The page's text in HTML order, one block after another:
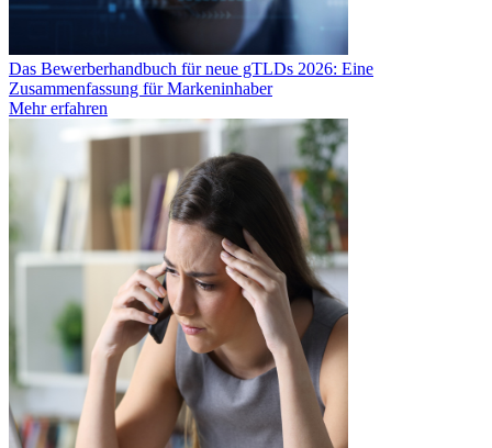
Das Bewerberhandbuch für neue gTLDs 2026: Eine
Zusammenfassung für Markeninhaber
Mehr erfahren